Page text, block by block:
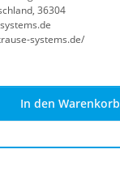
36304
systems.de/
In den Warenkorb